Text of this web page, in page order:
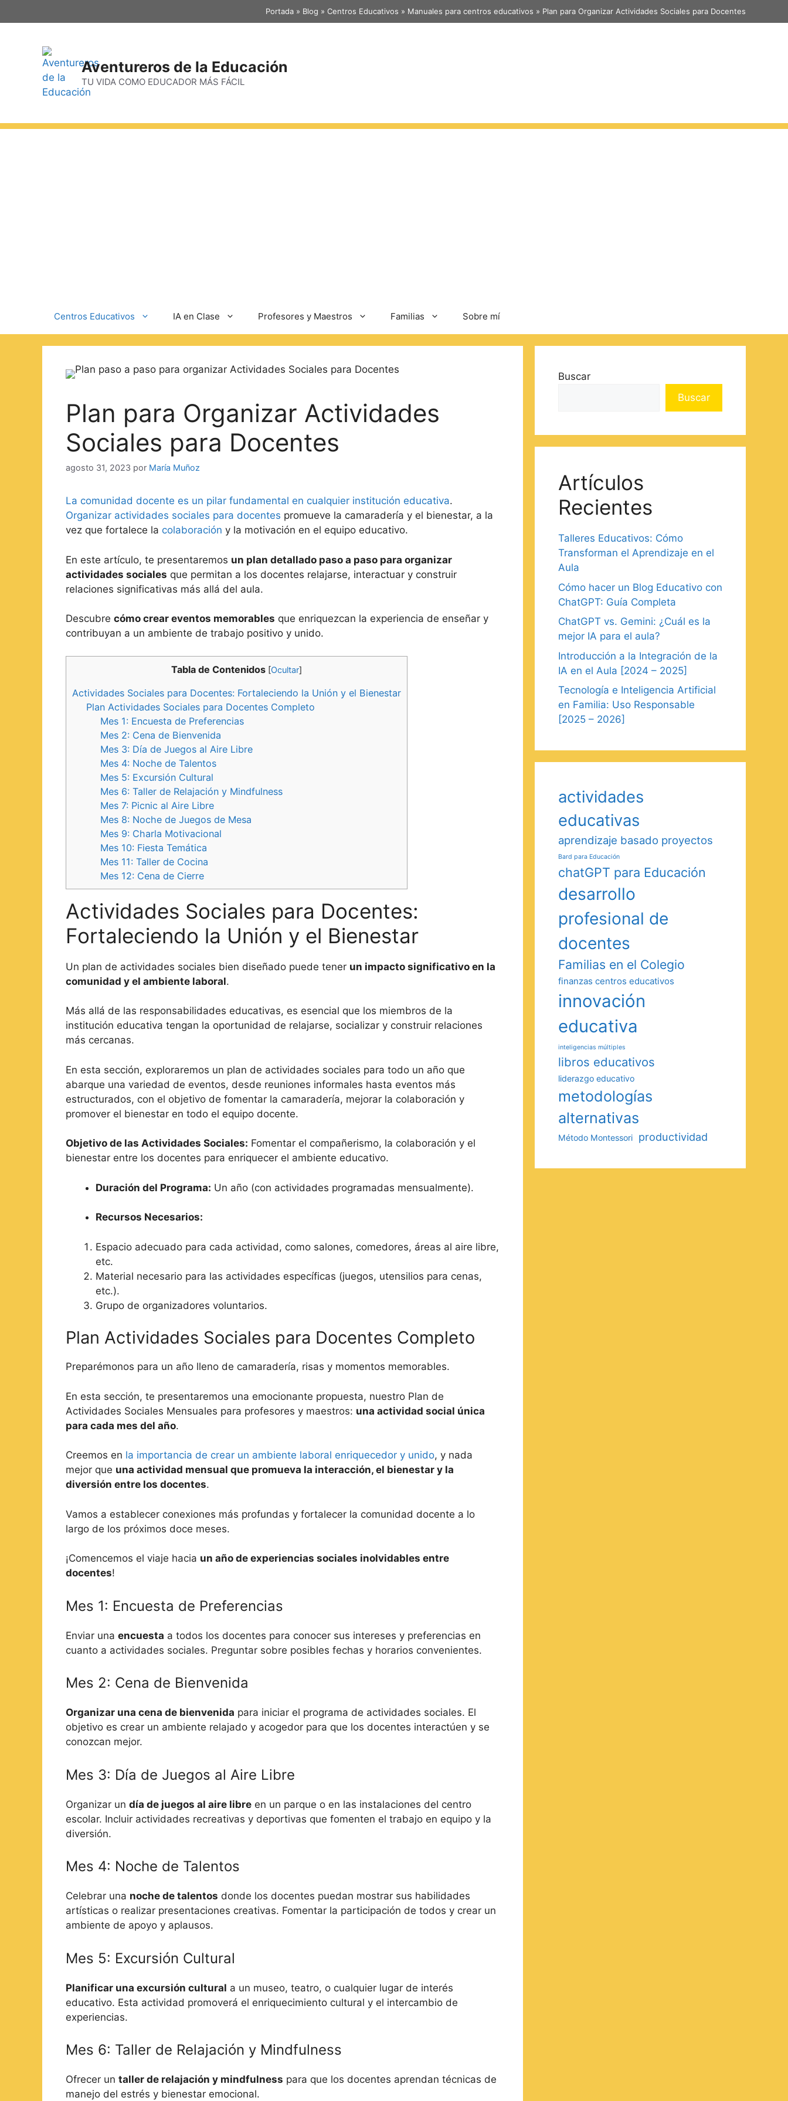
Portada » Blog » Centros Educativos » Manuales para centros educativos » Plan para Organizar Actividades Sociales para Docentes
Aventureros de la Educación
TU VIDA COMO EDUCADOR MÁS FÁCIL
Centros Educativos IA en Clase Profesores y Maestros Familias Sobre mí
Plan para Organizar Actividades
Sociales para Docentes
agosto 31, 2023 por María Muñoz
La comunidad docente es un pilar fundamental en cualquier institución educativa.
Organizar actividades sociales para docentes promueve la camaradería y el bienestar, a la
vez que fortalece la colaboración y la motivación en el equipo educativo.
En este artículo, te presentaremos un plan detallado paso a paso para organizar
actividades sociales que permitan a los docentes relajarse, interactuar y construir
relaciones significativas más allá del aula.
Descubre cómo crear eventos memorables que enriquezcan la experiencia de enseñar y
contribuyan a un ambiente de trabajo positivo y unido.
Tabla de Contenidos [Ocultar]
Actividades Sociales para Docentes: Fortaleciendo la Unión y el Bienestar
Plan Actividades Sociales para Docentes Completo
Mes 1: Encuesta de Preferencias
Mes 2: Cena de Bienvenida
Mes 3: Día de Juegos al Aire Libre
Mes 4: Noche de Talentos
Mes 5: Excursión Cultural
Mes 6: Taller de Relajación y Mindfulness
Mes 7: Picnic al Aire Libre
Mes 8: Noche de Juegos de Mesa
Mes 9: Charla Motivacional
Mes 10: Fiesta Temática
Mes 11: Taller de Cocina
Mes 12: Cena de Cierre
Actividades Sociales para Docentes:
Fortaleciendo la Unión y el Bienestar
Un plan de actividades sociales bien diseñado puede tener un impacto significativo en la
comunidad y el ambiente laboral.
Más allá de las responsabilidades educativas, es esencial que los miembros de la
institución educativa tengan la oportunidad de relajarse, socializar y construir relaciones
más cercanas.
En esta sección, exploraremos un plan de actividades sociales para todo un año que
abarque una variedad de eventos, desde reuniones informales hasta eventos más
estructurados, con el objetivo de fomentar la camaradería, mejorar la colaboración y
promover el bienestar en todo el equipo docente.
Objetivo de las Actividades Sociales: Fomentar el compañerismo, la colaboración y el
bienestar entre los docentes para enriquecer el ambiente educativo.
Duración del Programa: Un año (con actividades programadas mensualmente).
Recursos Necesarios:
Espacio adecuado para cada actividad, como salones, comedores, áreas al aire libre,
etc.
Material necesario para las actividades específicas (juegos, utensilios para cenas,
etc.).
Grupo de organizadores voluntarios.
Plan Actividades Sociales para Docentes Completo
Preparémonos para un año lleno de camaradería, risas y momentos memorables.
En esta sección, te presentaremos una emocionante propuesta, nuestro Plan de
Actividades Sociales Mensuales para profesores y maestros: una actividad social única
para cada mes del año.
Creemos en la importancia de crear un ambiente laboral enriquecedor y unido, y nada
mejor que una actividad mensual que promueva la interacción, el bienestar y la
diversión entre los docentes.
Vamos a establecer conexiones más profundas y fortalecer la comunidad docente a lo
largo de los próximos doce meses.
¡Comencemos el viaje hacia un año de experiencias sociales inolvidables entre
docentes!
Mes 1: Encuesta de Preferencias
Enviar una encuesta a todos los docentes para conocer sus intereses y preferencias en
cuanto a actividades sociales. Preguntar sobre posibles fechas y horarios convenientes.
Mes 2: Cena de Bienvenida
Organizar una cena de bienvenida para iniciar el programa de actividades sociales. El
objetivo es crear un ambiente relajado y acogedor para que los docentes interactúen y se
conozcan mejor.
Mes 3: Día de Juegos al Aire Libre
Organizar un día de juegos al aire libre en un parque o en las instalaciones del centro
escolar. Incluir actividades recreativas y deportivas que fomenten el trabajo en equipo y la
diversión.
Mes 4: Noche de Talentos
Celebrar una noche de talentos donde los docentes puedan mostrar sus habilidades
artísticas o realizar presentaciones creativas. Fomentar la participación de todos y crear un
ambiente de apoyo y aplausos.
Mes 5: Excursión Cultural
Planificar una excursión cultural a un museo, teatro, o cualquier lugar de interés
educativo. Esta actividad promoverá el enriquecimiento cultural y el intercambio de
experiencias.
Mes 6: Taller de Relajación y Mindfulness
Ofrecer un taller de relajación y mindfulness para que los docentes aprendan técnicas de
manejo del estrés y bienestar emocional.
Buscar
Buscar
Artículos
Recientes
Talleres Educativos: Cómo
Transforman el Aprendizaje en el
Aula
Cómo hacer un Blog Educativo con
ChatGPT: Guía Completa
ChatGPT vs. Gemini: ¿Cuál es la
mejor IA para el aula?
Introducción a la Integración de la
IA en el Aula [2024 – 2025]
Tecnología e Inteligencia Artificial
en Familia: Uso Responsable
[2025 – 2026]
actividades
educativas
aprendizaje basado proyectos
Bard para Educación
chatGPT para Educación
desarrollo
profesional de
docentes
Familias en el Colegio
finanzas centros educativos
innovación
educativa
inteligencias múltiples
libros educativos
liderazgo educativo
metodologías
alternativas
Método Montessori productividad